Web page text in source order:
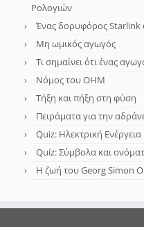
Ρολογιών
Ένας δορυφόρος Starlink
Μη ωμικός αγωγός
Τι σημαίνει ότι ένας
Νόμος του OHM
Τήξη και πήξη στη φύση
Πειράματα για την
Quiz: Ηλεκτρική Ενέργεια
Quiz: Σύμβολα και
Η ζωή του Georg Simon